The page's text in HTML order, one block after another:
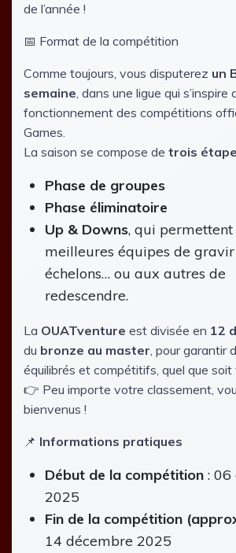
de l’année !
📅 Format de la compétition
Comme toujours, vous disputerez un
semaine, dans une ligue qui s’inspire
fonctionnement des compétitions
Games.
La saison se compose de trois
Phase de groupes
Phase éliminatoire
Up & Downs, qui
meilleures équipes de gravir
échelons… ou aux autres de
redescendre.
La OUATventure est divisée en 12
du bronze au master, pour garantir
équilibrés et compétitifs, quel que
👉 Peu importe votre classement,
bienvenus !
📌 Informations pratiques
Début de la compétition : 06
2025
Fin de la compétition
14 décembre 2025